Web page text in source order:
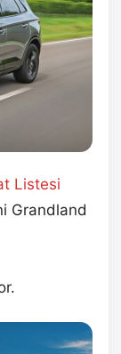
Listesi
Grandland